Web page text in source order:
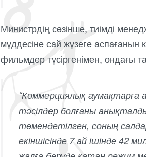
Министрдің сөзінше, тиімді
мүддесіне сай жүзеге аспағанын
фильмдер түсіргенімен, ондағы
“Коммерциялық аумақтарға
тәсілдер болғаны
төмендетілген, соның
екіншісінде 7 ай ішінде 42